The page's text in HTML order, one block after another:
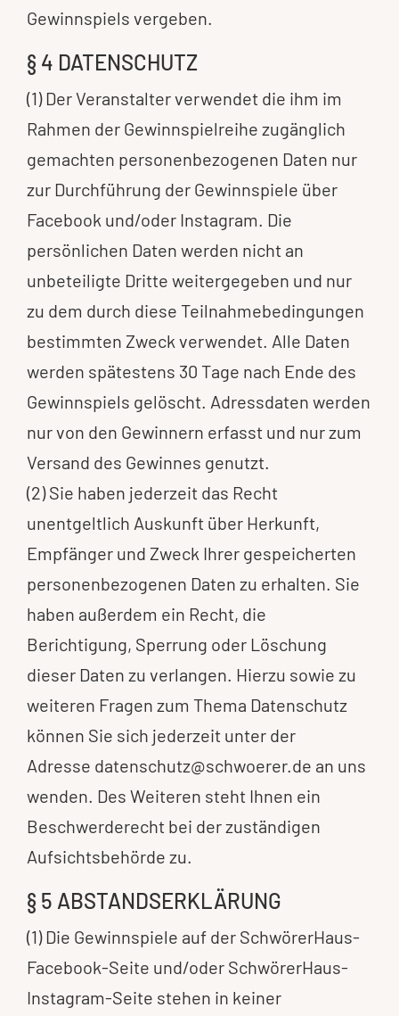
Gewinnspiels vergeben.
§ 4 DATENSCHUTZ
(1) Der Veranstalter verwendet die ihm im
Rahmen der Gewinnspielreihe zugänglich
gemachten personenbezogenen Daten nur
zur Durchführung der Gewinnspiele über
Facebook und/oder Instagram. Die
persönlichen Daten werden nicht an
unbeteiligte Dritte weitergegeben und nur
zu dem durch diese Teilnahmebedingungen
bestimmten Zweck verwendet. Alle Daten
werden spätestens 30 Tage nach Ende des
Gewinnspiels gelöscht. Adressdaten werden
nur von den Gewinnern erfasst und nur zum
Versand des Gewinnes genutzt.
(2) Sie haben jederzeit das Recht
unentgeltlich Auskunft über Herkunft,
Empfänger und Zweck Ihrer gespeicherten
personenbezogenen Daten zu erhalten. Sie
haben außerdem ein Recht, die
Berichtigung, Sperrung oder Löschung
dieser Daten zu verlangen. Hierzu sowie zu
weiteren Fragen zum Thema Datenschutz
können Sie sich jederzeit unter der
Adresse datenschutz@schwoerer.de an uns
wenden. Des Weiteren steht Ihnen ein
Beschwerderecht bei der zuständigen
Aufsichtsbehörde zu.
§ 5 ABSTANDSERKLÄRUNG
(1) Die Gewinnspiele auf der SchwörerHaus-
Facebook-Seite und/oder SchwörerHaus-
Instagram-Seite stehen in keiner